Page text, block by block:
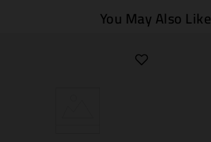
You May Also Like